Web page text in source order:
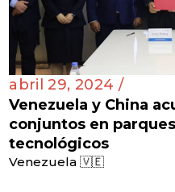
abril 29, 2024 /
Venezuela y China
conjuntos en
tecnológicos
Venezuela 🇻🇪